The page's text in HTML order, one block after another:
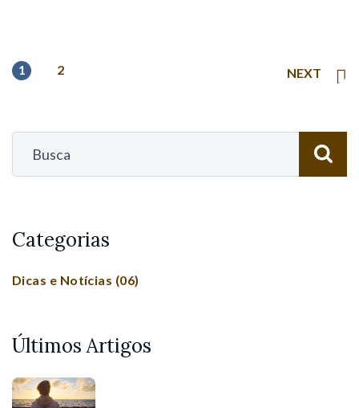
1 2 NEXT
Categorias
Dicas e Notícias (06)
Últimos Artigos